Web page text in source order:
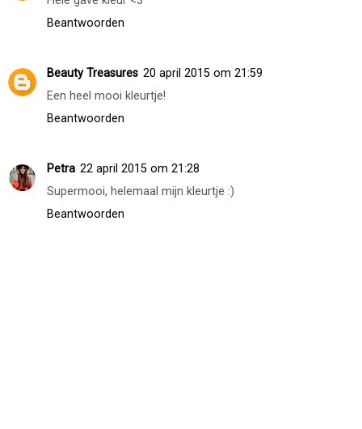
Kiss & Make-up
20 april 2015 om 12:02
So puuuuurty :-) Helemaal mijn smaak.
Unknown 20 april 2015 om 12:55
Hele gave kleur <3
Beauty Treasures 20 april 2015 om 21:59
Een heel mooi kleurtje!